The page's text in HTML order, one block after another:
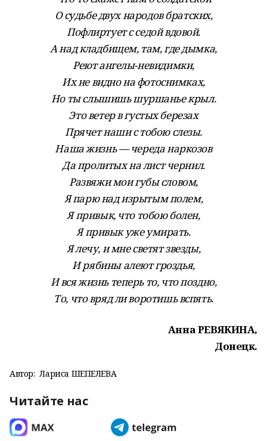
О судьбе двух народов братских,
Пофлиртует с седой вдовой.
А над кладбищем, там, где дымка,
Реют ангелы-невидимки,
Их не видно на фотоснимках,
Но ты слышишь шуршанье крыл.
Это ветер в густых березах
Прячет наши с тобою слезы.
Наша жизнь — череда наркозов
Да пролитых на лист чернил.
Развяжи мои губы словом,
Я парю над изрытым полем,
Я привык, что тобою болен,
Я привык уже умирать.
Я лечу, и мне светят звезды,
И рябины алеют гроздья,
И вся жизнь теперь то, что поздно,
То, что вряд ли воротишь вспять.
Анна РЕВЯКИНА,
Донецк.
Автор: Лариса ШЕПЕЛЕВА
Читайте нас